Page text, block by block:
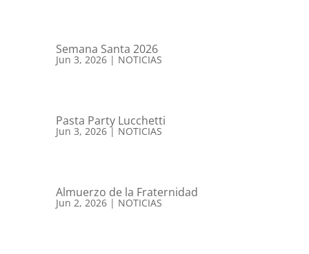
Semana Santa 2026
Jun 3, 2026| NOTICIAS
Pasta Party Lucchetti
Jun 3, 2026| NOTICIAS
Almuerzo de la Fraternidad
Jun 2, 2026| NOTICIAS